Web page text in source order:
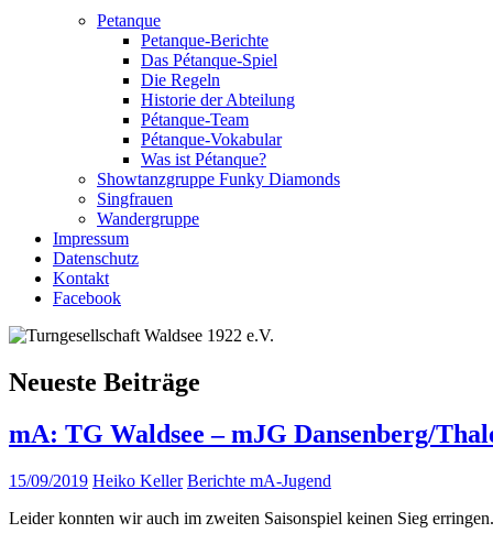
Petanque
Petanque-Berichte
Das Pétanque-Spiel
Die Regeln
Historie der Abteilung
Pétanque-Team
Pétanque-Vokabular
Was ist Pétanque?
Showtanzgruppe Funky Diamonds
Singfrauen
Wandergruppe
Impressum
Datenschutz
Kontakt
Facebook
Neueste Beiträge
mA: TG Waldsee – mJG Dansenberg/
15/09/2019 Heiko Keller Berichte mA-Jugend
Leider konnten wir auch im zweiten Saisonspiel keinen Sieg